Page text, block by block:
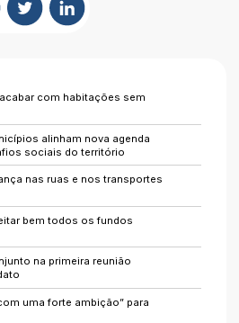
com habitações sem
alinham nova agenda
sociais do território
nas ruas e nos transportes
bem todos os fundos
na primeira reunião
uma forte ambição” para